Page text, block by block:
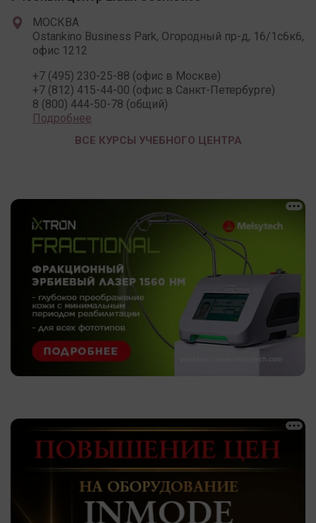
МОСКВА
Ostankino Business Park, Огородный пр-д, 16/1с6к6,
офис 1212
+7 (495) 230-25-88 (офис в Москве)
+7 (812) 415-44-00 (офис в Санкт-Петербурге)
8 (800) 444-50-78 (общий)
Подробнее
ВСЕ КУРСЫ УЧЕБНОГО ЦЕНТРА